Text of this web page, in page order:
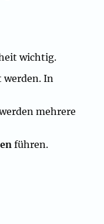
wichtig.
In
mehrere
führen.